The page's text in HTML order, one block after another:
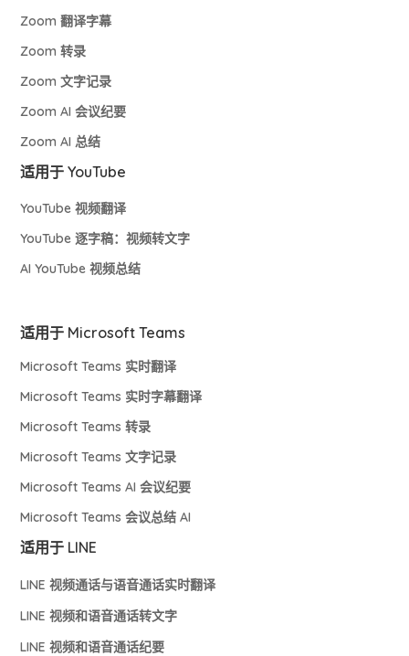
Zoom 翻译字幕
Zoom 转录
Zoom 文字记录
Zoom AI 会议纪要
Zoom AI 总结
适用于 YouTube
YouTube 视频翻译
YouTube 逐字稿：视频转文字
AI YouTube 视频总结
适用于 Microsoft Teams
Microsoft Teams 实时翻译
Microsoft Teams 实时字幕翻译
Microsoft Teams 转录
Microsoft Teams 文字记录
Microsoft Teams AI 会议纪要
Microsoft Teams 会议总结 AI
适用于 LINE
LINE 视频通话与语音通话实时翻译
LINE 视频和语音通话转文字
LINE 视频和语音通话纪要